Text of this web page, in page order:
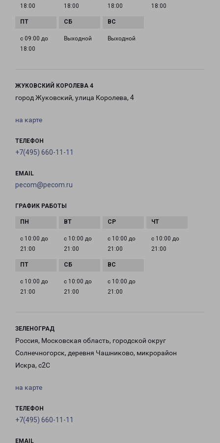
18:00
18:00
18:00
18:00
с 09:00 до
18:00
Выходной Выходной
ЖУКОВСКИЙ КОРОЛЕВА 4
город Жуковский, улица Королева, 4
на карте
ТЕЛЕФОН
+7(495) 660-11-11
EMAIL
pecom@pecom.ru
ГРАФИК РАБОТЫ
с 10:00 до
21:00
с 10:00 до
21:00
с 10:00 до
21:00
с 10:00 до
21:00
с 10:00 до
21:00
с 10:00 до
21:00
с 10:00 до
21:00
ЗЕЛЕНОГРАД
Россия, Московская область, городской округ
Солнечногорск, деревня Чашниково, микрорайон
Искра, с2С
на карте
ТЕЛЕФОН
+7(495) 660-11-11
EMAIL